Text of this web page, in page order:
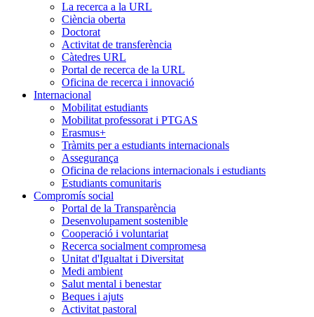
La recerca a la URL
Ciència oberta
Doctorat
Activitat de transferència
Càtedres URL
Portal de recerca de la URL
Oficina de recerca i innovació
Internacional
Mobilitat estudiants
Mobilitat professorat i PTGAS
Erasmus+
Tràmits per a estudiants internacionals
Assegurança
Oficina de relacions internacionals i estudiants
Estudiants comunitaris
Compromís social
Portal de la Transparència
Desenvolupament sostenible
Cooperació i voluntariat
Recerca socialment compromesa
Unitat d'Igualtat i Diversitat
Medi ambient
Salut mental i benestar
Beques i ajuts
Activitat pastoral